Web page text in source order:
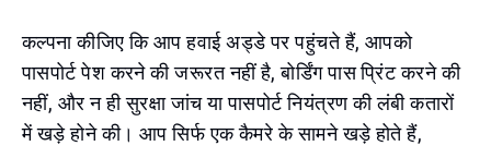
कल्पना कीजिए कि आप हवाई अड्डे पर पहुंचते हैं, आपको
पासपोर्ट पेश करने की जरूरत नहीं है, बोर्डिंग पास प्रिंट करने की
नहीं, और न ही सुरक्षा जांच या पासपोर्ट नियंत्रण की लंबी कतारों
में खड़े होने की। आप सिर्फ एक कैमरे के सामने खड़े होते हैं,